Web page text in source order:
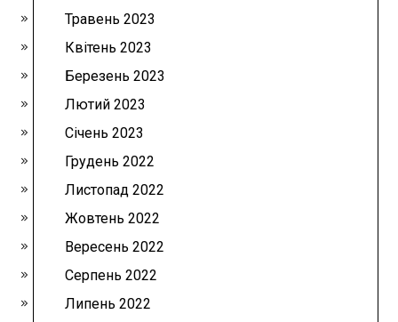
Травень 2023
Квітень 2023
Березень 2023
Лютий 2023
Січень 2023
Грудень 2022
Листопад 2022
Жовтень 2022
Вересень 2022
Серпень 2022
Липень 2022